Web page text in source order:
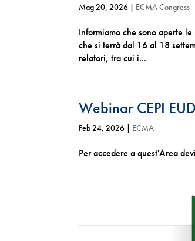
Mag 20, 2026 | ECMA Congress
Informiamo che sono aperte
che si terrà dal 16 al 18
relatori, tra cui i...
Webinar CEPI
Feb 24, 2026 | ECMA
Per accedere a quest'Area